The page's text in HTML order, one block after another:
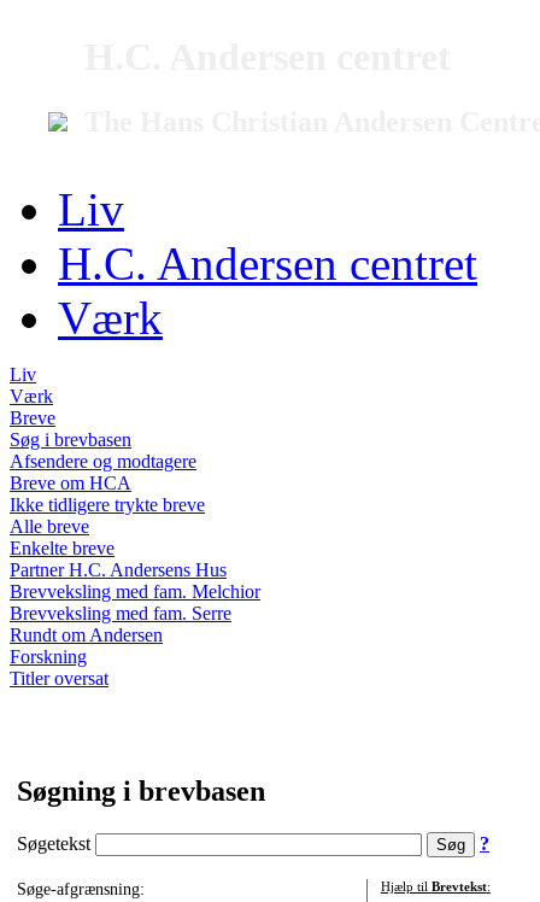
Liv
H.C. Andersen centret
Værk
Liv
Værk
Breve
Søg i brevbasen
Afsendere og modtagere
Breve om HCA
Ikke tidligere trykte breve
Alle breve
Enkelte breve
Partner H.C. Andersens Hus
Brevveksling med fam. Melchior
Brevveksling med fam. Serre
Rundt om Andersen
Forskning
Titler oversat
Søgning i brevbasen
Søgetekst ?
Søge-afgrænsning:
Hjælp til Brevtekst: